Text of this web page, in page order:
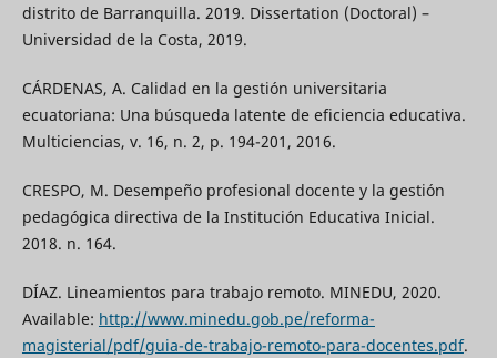
distrito de Barranquilla. 2019. Dissertation (Doctoral) –
Universidad de la Costa, 2019.
CÁRDENAS, A. Calidad en la gestión universitaria
ecuatoriana: Una búsqueda latente de eficiencia educativa.
Multiciencias, v. 16, n. 2, p. 194-201, 2016.
CRESPO, M. Desempeño profesional docente y la gestión
pedagógica directiva de la Institución Educativa Inicial.
2018. n. 164.
DÍAZ. Lineamientos para trabajo remoto. MINEDU, 2020.
Available: http://www.minedu.gob.pe/reforma-
magisterial/pdf/guia-de-trabajo-remoto-para-docentes.pdf.